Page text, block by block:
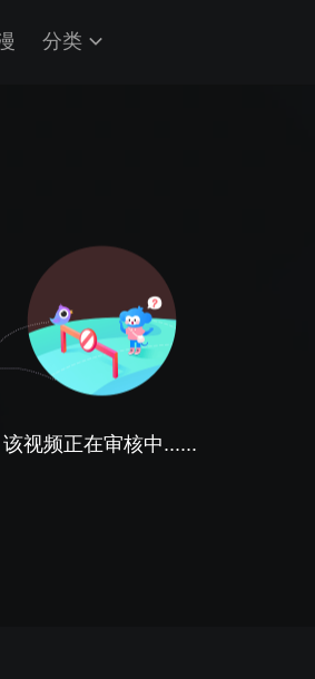
分类
该视频正在审核中......